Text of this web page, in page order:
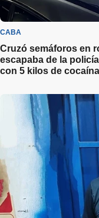
CABA
Cruzó semáforos en
escapaba de la
con 5 kilos de